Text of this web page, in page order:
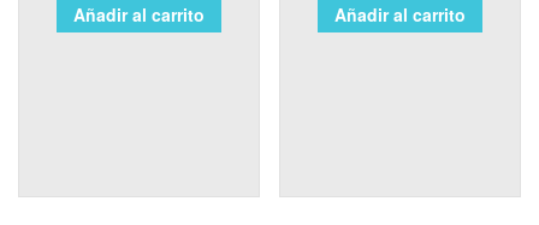
Añadir al carrito Añadir al carrito